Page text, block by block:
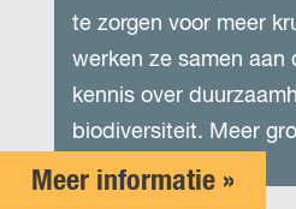
te zorgen voor meer
werken ze samen aan
kennis over
biodiversiteit. Meer
Meer informatie »